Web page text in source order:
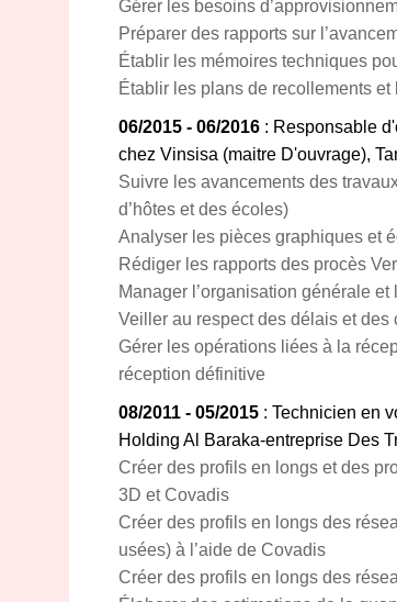
Gérer les besoins
Préparer des rapports sur
Établir les mémoires techniques
Établir les plans de recollements
06/2015 - 06/2016 : Responsable
chez Vinsisa (maitre D'ouvrage),
Suivre les avancements des
d’hôtes et des écoles)
Analyser les pièces graphiques et
Rédiger les rapports des procès
Manager l’organisation générale
Veiller au respect des délais et des
Gérer les opérations liées à la
réception définitive
08/2011 - 05/2015 : Technicien en
Holding Al Baraka-entreprise Des
Créer des profils en longs et des
3D et Covadis
Créer des profils en longs des
usées) à l’aide de Covadis
Créer des profils en longs des